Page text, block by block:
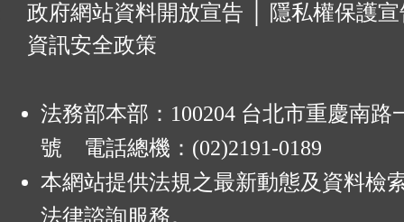
政府網站資料開放宣告
隱私權保護
資訊安全政策
法務部本部：100204 台北市重慶南路
號 電話總機：(02)2191-0189
本網站提供法規之最新動態及資料檢
法律諮詢服務。